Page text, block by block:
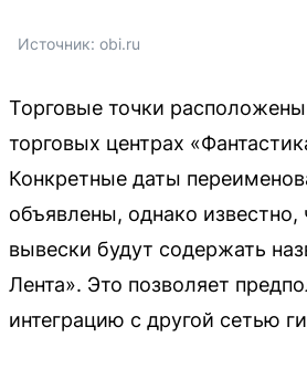
Источник: obi.ru
Торговые точки
торговых центрах
Конкретные даты
объявлены, однако известно,
вывески будут содержать
Лента». Это позволяет
интеграцию с другой сетью